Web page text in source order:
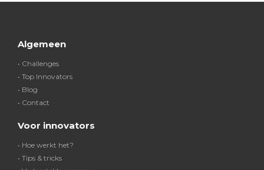
Algemeen
• Challenges
• Top Innovators
• Blog
• Contact
Voor innovators
• Hoe werkt het?
• Tips & tricks